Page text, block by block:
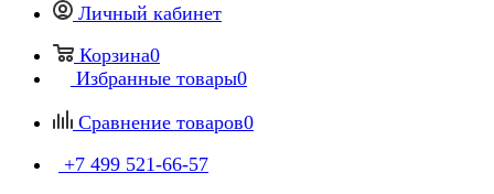
Личный кабинет
Корзина0
Избранные товары0
Сравнение товаров0
+7 499 521-66-57